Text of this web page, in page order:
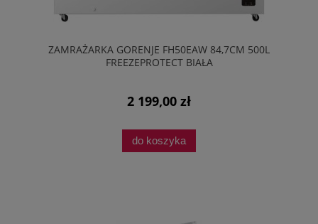
ZAMRAŻARKA GORENJE FH50EAW 84,7CM 500L
FREEZEPROTECT BIAŁA
2 199,00 zł
do koszyka